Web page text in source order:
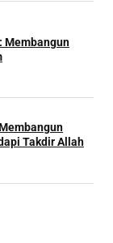
Membangun
Takdir Allah